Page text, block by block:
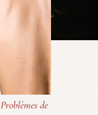
Problèmes de